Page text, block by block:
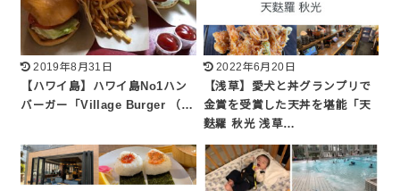
2019年8月31日
【ハワイ島】ハワイ島No1ハン
バーガー「Village Burger （…
2022年6月20日
【浅草】愛犬と丼グランプリで
金賞を受賞した天丼を堪能「天
麩羅 秋光 浅草…